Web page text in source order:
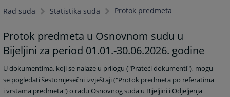
Rad suda Statistika suda Protok predmeta
Protok predmeta u Osnovnom sudu u
Bijeljini za period 01.01.-30.06.2026. godine
U dokumentima, koji se nalaze u prilogu ("Prateći dokumenti"), mogu
se pogledati šestomjesečni izvještaji ("Protok predmeta po referatima
i vrstama predmeta") o radu Osnovnog suda u Bijeljini i Odjeljenja